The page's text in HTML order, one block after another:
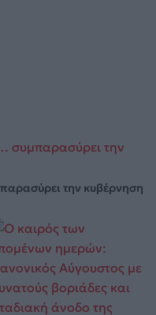
την κυβέρνηση